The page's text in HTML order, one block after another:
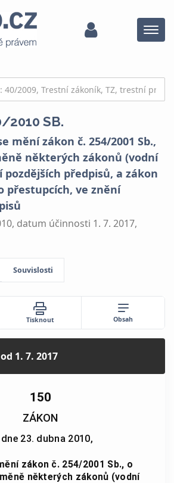
Menu
2010 SB.
mění zákon č. 254/2001 Sb.,
některých zákonů (vodní
pozdějších předpisů, a zákon
přestupcích, ve znění
datum účinnosti 1. 7. 2017,
Souvislosti
Tisknout Obsah
1. 7. 2017
150
ZÁKON
23. dubna 2010,
zákon č. 254/2001 Sb., o
některých zákonů (vodní